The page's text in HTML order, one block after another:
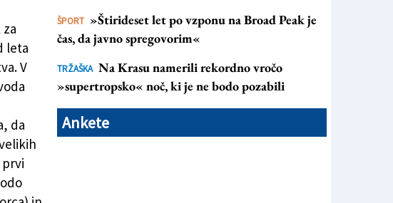
leta
V
da
ŠPORT »Štirideset let po vzponu na Broad Peak je
čas, da javno spregovorim«
TRŽAŠKA Na Krasu namerili rekordno vročo
»supertropsko« noč, ki je ne bodo pozabili
Ankete